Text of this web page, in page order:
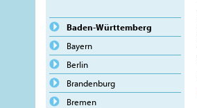
Baden-Württemberg
Bayern
Berlin
Brandenburg
Bremen